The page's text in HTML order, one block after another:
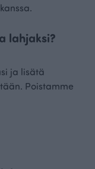
lahjaksi?
ja lisätä
Poistamme